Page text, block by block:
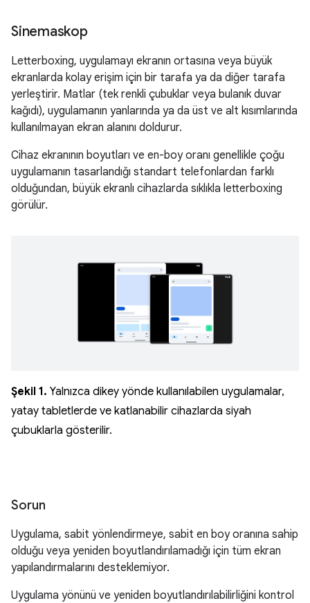
Sinemaskop
Letterboxing, uygulamayı ekranın ortasına veya büyük
ekranlarda kolay erişim için bir tarafa ya da diğer tarafa
yerleştirir. Matlar (tek renkli çubuklar veya bulanık duvar
kağıdı), uygulamanın yanlarında ya da üst ve alt kısımlarında
kullanılmayan ekran alanını doldurur.
Cihaz ekranının boyutları ve en-boy oranı genellikle çoğu
uygulamanın tasarlandığı standart telefonlardan farklı
olduğundan, büyük ekranlı cihazlarda sıklıkla letterboxing
görülür.
Şekil 1. Yalnızca dikey yönde kullanılabilen uygulamalar,
yatay tabletlerde ve katlanabilir cihazlarda siyah
çubuklarla gösterilir.
Sorun
Uygulama, sabit yönlendirmeye, sabit en boy oranına sahip
olduğu veya yeniden boyutlandırılamadığı için tüm ekran
yapılandırmalarını desteklemiyor.
Uygulama yönünü ve yeniden boyutlandırılabilirliğini kontrol